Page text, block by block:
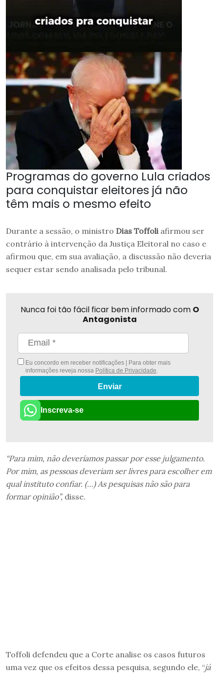
Programas do governo Lula criados
para conquistar eleitores já não
têm mais o mesmo efeito
Durante a sessão, o ministro Dias Toffoli afirmou ser
contrário à intervenção da Justiça Eleitoral no caso e
afirmou que, em sua avaliação, a discussão não deveria
sequer estar sendo analisada pelo tribunal.
Nunca foi tão fácil ficar bem informado com O
Antagonista
Eu concordo em receber notificações | Para obter mais
informações reveja nossa Política de Privacidade
Enviar
Inscreva-se
“Para mim, não deveríamos passar por esse julgamento.
Por mim, as pessoas deveriam ser livres para escolher em
qual instituto confiar. (…) As pesquisas não são para
formar opinião”, disse.
Toffoli defendeu que a Corte analise os casos futuros
uma vez que os efeitos dessa pesquisa, segundo ele, “já